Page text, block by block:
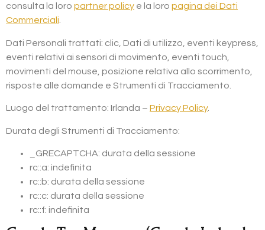
consulta la loro partner policy e la loro pagina dei Dati
Commerciali.
Dati Personali trattati: clic, Dati di utilizzo, eventi keypress,
eventi relativi ai sensori di movimento, eventi touch,
movimenti del mouse, posizione relativa allo scorrimento,
risposte alle domande e Strumenti di Tracciamento.
Luogo del trattamento: Irlanda – Privacy Policy.
Durata degli Strumenti di Tracciamento:
_GRECAPTCHA: durata della sessione
rc::a: indefinita
rc::b: durata della sessione
rc::c: durata della sessione
rc::f: indefinita